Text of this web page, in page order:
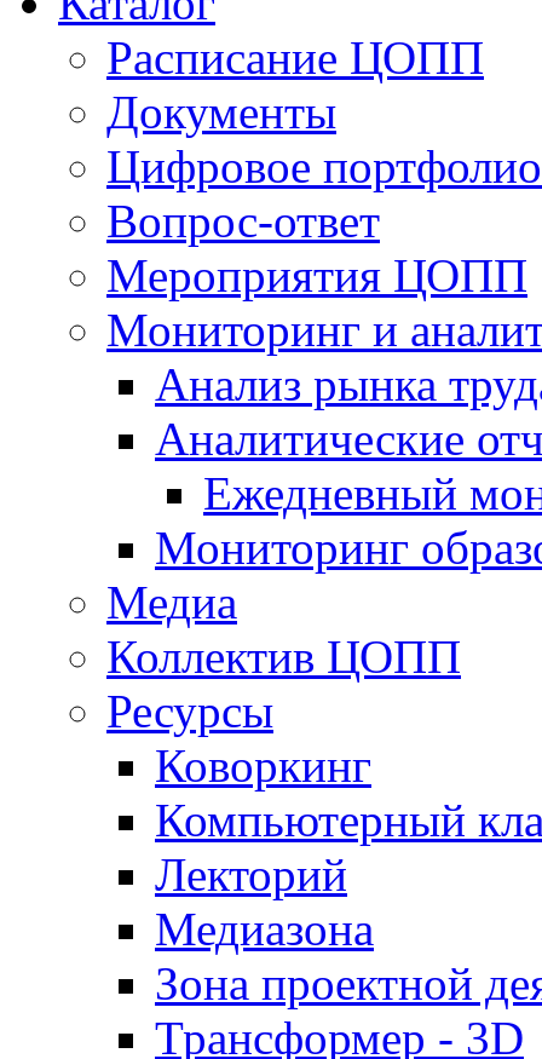
Расписание ЦОПП
Документы
Цифровое портфолио
Вопрос-ответ
Мероприятия ЦОПП
Мониторинг и
Анализ рынка
Аналитические
Ежедневный
Мониторинг
Медиа
Коллектив ЦОПП
Ресурсы
Коворкинг
Компьютерный
Лекторий
Медиазона
Зона проектной
Трансформер - 3D